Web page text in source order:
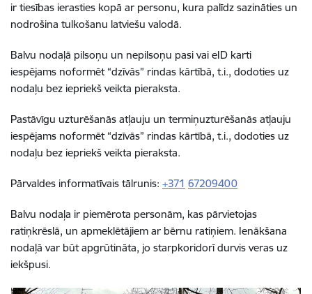
ir tiesības ierasties kopā ar personu, kura palīdz sazināties un
nodrošina tulkošanu latviešu valodā.
Balvu nodaļā pilsoņu un nepilsoņu pasi vai eID karti
iespējams noformēt “dzīvās” rindas kārtībā, t.i., dodoties uz
nodaļu bez iepriekš veikta pieraksta.
Pastāvīgu uzturēšanās atļauju un termiņuzturēšanās atļauju
iespējams noformēt “dzīvās” rindas kārtībā, t.i., dodoties uz
nodaļu bez iepriekš veikta pieraksta.
Pārvaldes informatīvais tālrunis: +371 67209400
Balvu nodaļa ir piemērota personām, kas pārvietojas
ratiņkrēslā, un apmeklētājiem ar bērnu ratiņiem. Ienākšana
nodaļā var būt apgrūtināta, jo starpkoridorī durvis veras uz
iekšpusi.